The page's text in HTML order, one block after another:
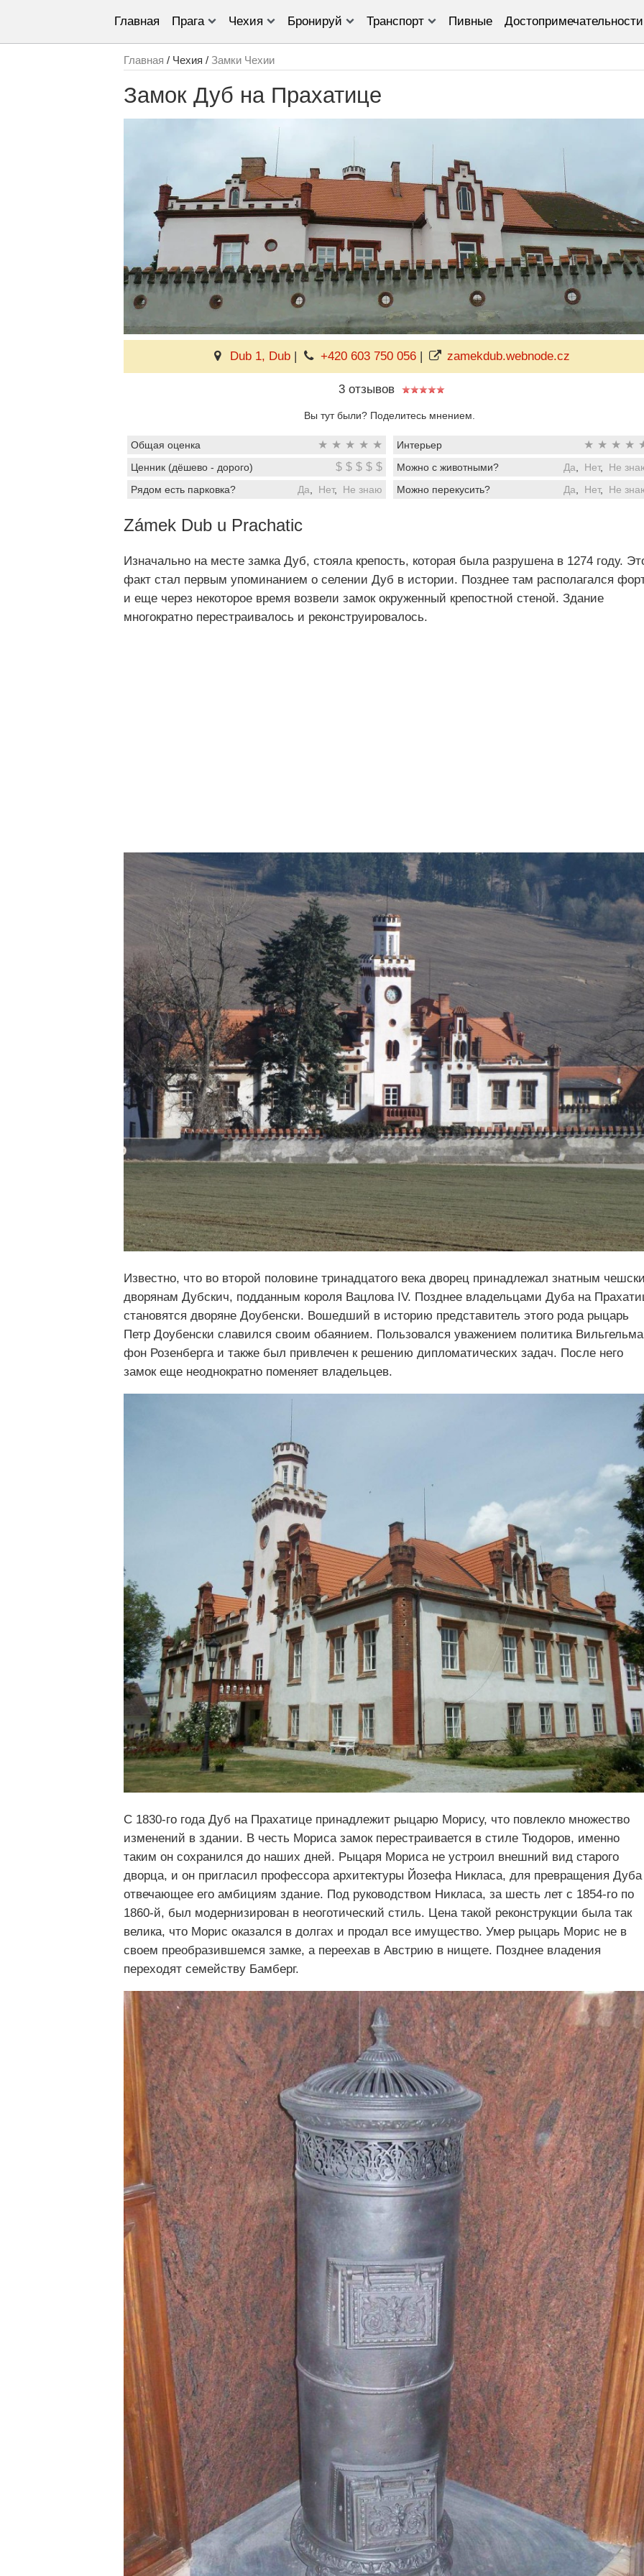
Главная Прага Чехия Бронируй Транспорт Пивные Достопримечательности
Главная / Чехия / Замки Чехии
Замок Дуб на Прахатице
Dub 1, Dub| +420 603 750 056 | zamekdub.webnode.cz
3 отзывов
Вы тут были? Поделитесь мнением.
Общая оценка ★ ★ ★ ★ ★ Интерьер ★ ★ ★ ★
Ценник (дёшево - дорого) $ $ $ $ $ Можно с животными? Да Нет, Не
Рядом есть парковка?
Да Нет, Не знаю Можно перекусить? Да Нет, Не
Zámek Dub u Prachatic
Изначально на месте замка Дуб, стояла крепость, которая была разрушена в 1274 году.
факт стал первым упоминанием о селении Дуб в истории. Позднее там располагался
и еще через некоторое время возвели замок окруженный крепостной стеной. Здание
многократно перестраивалось и реконструировалось.
Известно, что во второй половине тринадцатого века дворец принадлежал знатным
дворянам Дубскич, подданным короля Вацлова IV. Позднее владельцами Дуба на
становятся дворяне Доубенски. Вошедший в историю представитель этого рода рыцарь
Петр Доубенски славился своим обаянием. Пользовался уважением политика Вильгельма
фон Розенберга и также был привлечен к решению дипломатических задач. После него
замок еще неоднократно поменяет владельцев.
С 1830-го года Дуб на Прахатице принадлежит рыцарю Морису, что повлекло множество
изменений в здании. В честь Мориса замок перестраивается в стиле Тюдоров, именно
таким он сохранился до наших дней. Рыцаря Мориса не устроил внешний вид старого
дворца, и он пригласил профессора архитектуры Йозефа Никласа, для превращения Дуба
отвечающее его амбициям здание. Под руководством Никласа, за шесть лет с 1854-го по
1860-й, был модернизирован в неоготический стиль. Цена такой реконструкции была так
велика, что Морис оказался в долгах и продал все имущество. Умер рыцарь Морис не в
своем преобразившемся замке, а переехав в Австрию в нищете. Позднее владения
переходят семейству Бамберг.